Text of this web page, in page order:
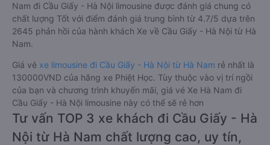
Nam đi Cầu Giấy - Hà Nội limousine được đánh giá chung có
chất lượng Tốt với điểm đánh giá trung bình từ 4.7/5 dựa trên
2645 phản hồi của hành khách Xe về Cầu Giấy - Hà Nội từ Hà
Nam.
Giá vé xe limousine đi Cầu Giấy - Hà Nội từ Hà Nam rẻ nhất là
130000VND của hãng xe Phiệt Học. Tùy thuộc vào vị trí ngồi
của bạn và chương trình khuyến mãi, giá vé Xe Hà Nam đi
Cầu Giấy - Hà Nội limousine này có thể sẽ rẻ hơn
Tư vấn TOP 3 xe khách đi Cầu Giấy - Hà
Nội từ Hà Nam chất lượng cao, uy tín,